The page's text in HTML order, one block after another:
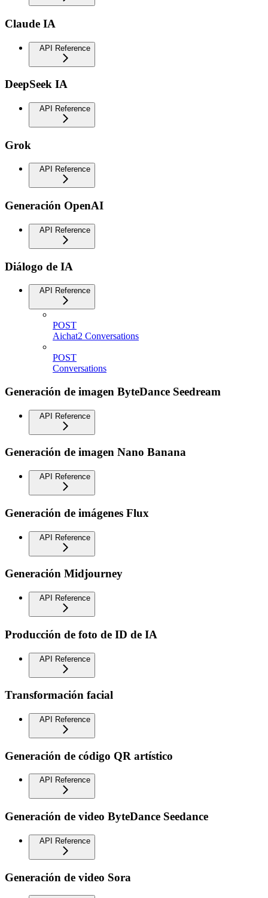
Claude IA
API Reference
DeepSeek IA
API Reference
Grok
API Reference
Generación OpenAI
API Reference
Diálogo de IA
API Reference
POST
Aichat2 Conversations
POST
Conversations
Generación de imagen ByteDance Seedream
API Reference
Generación de imagen Nano Banana
API Reference
Generación de imágenes Flux
API Reference
Generación Midjourney
API Reference
Producción de foto de ID de IA
API Reference
Transformación facial
API Reference
Generación de código QR artístico
API Reference
Generación de video ByteDance Seedance
API Reference
Generación de video Sora